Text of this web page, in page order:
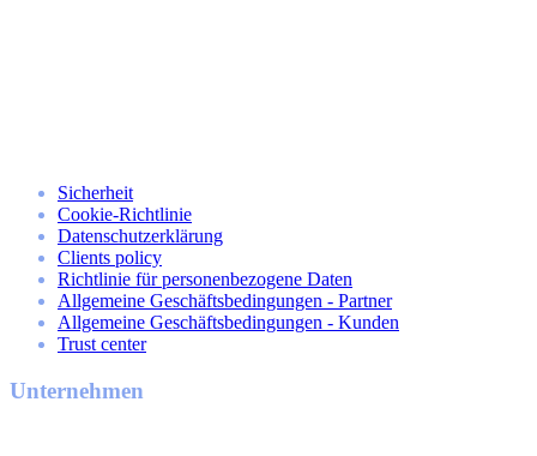
Sicherheit
Cookie-Richtlinie
Datenschutzerklärung
Clients policy
Richtlinie für personenbezogene Daten
Allgemeine Geschäftsbedingungen - Partner
Allgemeine Geschäftsbedingungen - Kunden
Trust center
Unternehmen